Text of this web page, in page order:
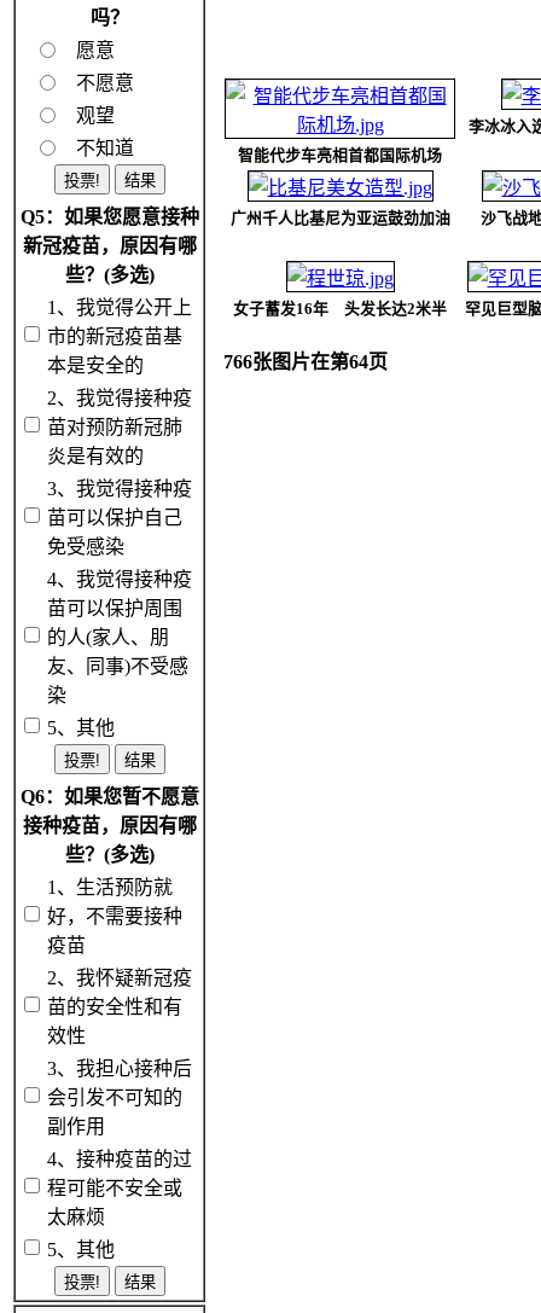
吗？
愿意
不愿意
观望
不知道
Q5：如果您愿意接种
新冠疫苗，原因有哪
些？(多选)
1、我觉得公开上
市的新冠疫苗基
本是安全的
2、我觉得接种疫
苗对预防新冠肺
炎是有效的
3、我觉得接种疫
苗可以保护自己
免受感染
4、我觉得接种疫
苗可以保护周围
的人(家人、朋
友、同事)不受感
染
5、其他
Q6：如果您暂不愿意
接种疫苗，原因有哪
些？(多选)
1、生活预防就
好，不需要接种
疫苗
2、我怀疑新冠疫
苗的安全性和有
效性
3、我担心接种后
会引发不可知的
副作用
4、接种疫苗的过
程可能不安全或
太麻烦
5、其他
智能代步车亮相首都国际机场
李冰冰入
广州千人比基尼为亚运鼓劲加油 沙飞战
女子蓄发16年 头发长达2米半 罕见巨型
766张图片在第64页